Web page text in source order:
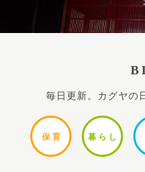
毎日更新。カグヤの
保 育 暮ら し